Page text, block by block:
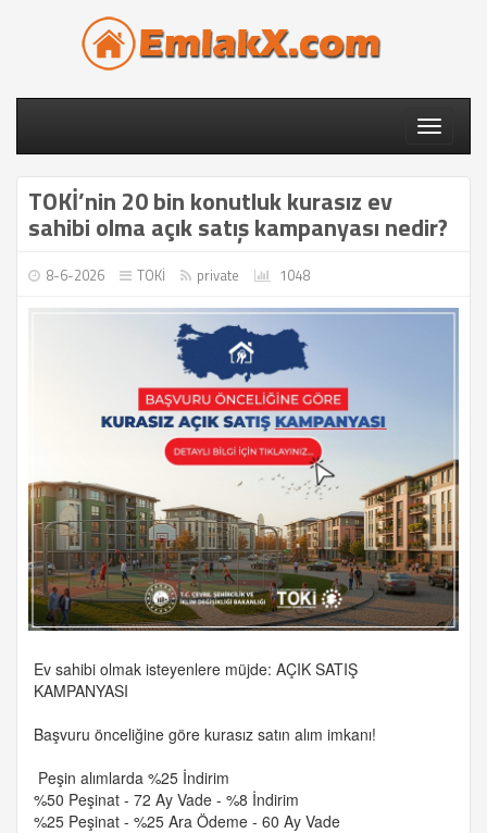
Toggle
TOKİ’nin 20 bin konutluk kurasız ev
sahibi olma açık satış kampanyası nedir?
8-6-2026 TOKİ private 1048
Ev sahibi olmak isteyenlere müjde: AÇIK SATIŞ
KAMPANYASI
Başvuru önceliğine göre kurasız satın alım imkanı!
Peşin alımlarda %25 İndirim
%50 Peşinat - 72 Ay Vade - %8 İndirim
%25 Peşinat - %25 Ara Ödeme - 60 Ay Vade